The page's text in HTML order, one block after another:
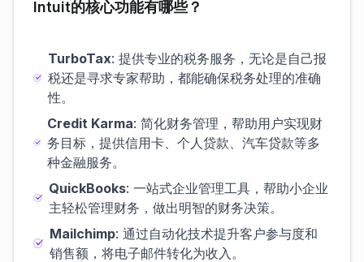
Intuit的核心功能有哪些？
TurboTax: 提供专业的税务服务，无论是自己报
税还是寻求专家帮助，都能确保税务处理的准确
性。
Credit Karma: 简化财务管理，帮助用户实现财
务目标，提供信用卡、个人贷款、汽车贷款等多
种金融服务。
QuickBooks: 一站式企业管理工具，帮助小企业
主轻松管理财务，做出明智的财务决策。
Mailchimp: 通过自动化技术提升客户参与度和
销售额，将电子邮件转化为收入。